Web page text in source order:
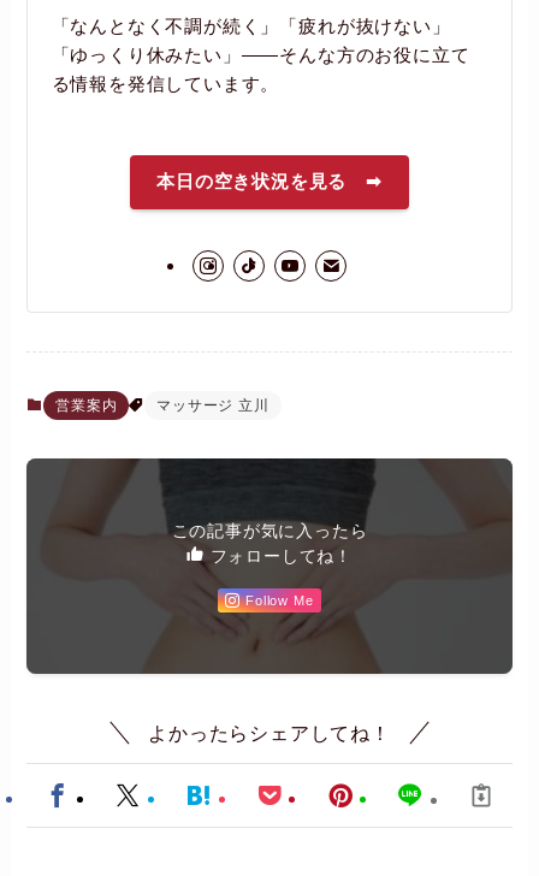
「なんとなく不調が続く」「疲れが抜けない」
「ゆっくり休みたい」――そんな方のお役に立て
る情報を発信しています。
本日の空き状況を見る ➡
営業案内 マッサージ 立川
この記事が気に入ったら
フォローしてね！
Follow Me
よかったらシェアしてね！